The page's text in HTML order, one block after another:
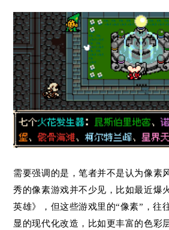
需要强调的是，笔者并不是认为像素
秀的像素游戏并不少见，比如最近爆
英雄》，但这些游戏里的“像素”，往
显的现代化改造，比如更丰富的色彩